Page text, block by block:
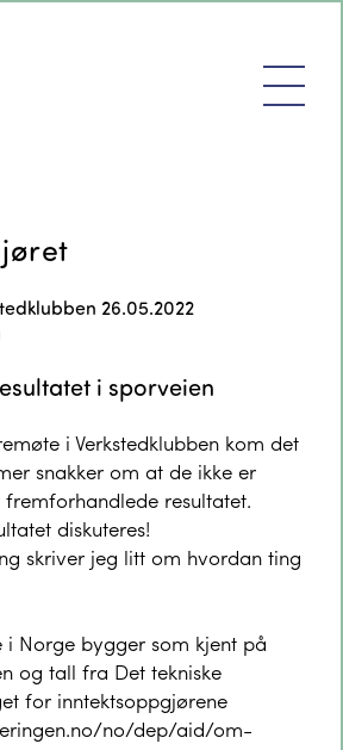
26.05.2022
i sporveien
i Verkstedklubben kom det
snakker om at de ikke er
resultatet.
diskuteres!
skriver jeg litt om hvordan ting
i Norge bygger som kjent på
og tall fra Det tekniske
for inntektsoppgjørene
no/dep/aid/om-